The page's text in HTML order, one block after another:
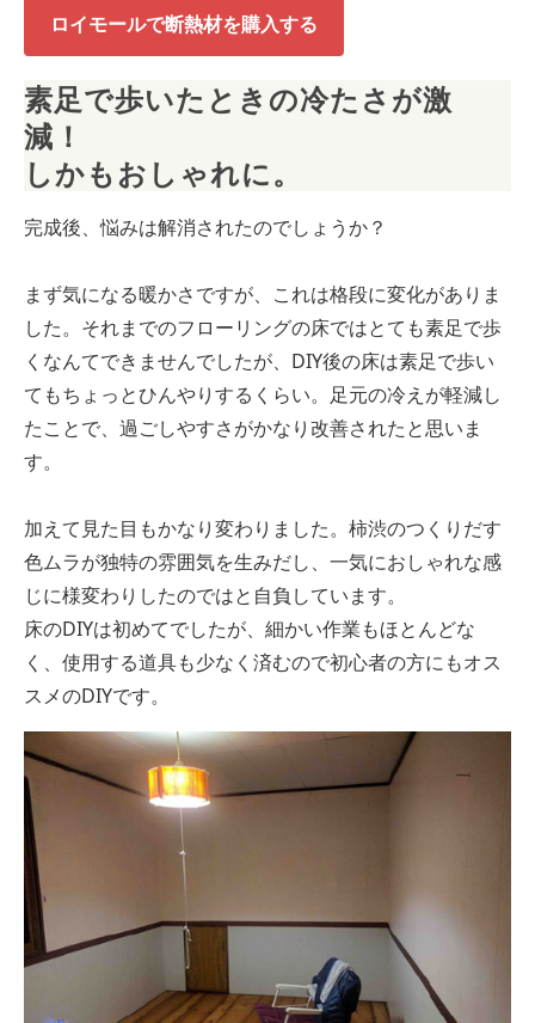
ロイモールで断熱材を購入する
素足で歩いたときの冷たさが激
減！
しかもおしゃれに。
完成後、悩みは解消されたのでしょうか？
まず気になる暖かさですが、これは格段に変化がありま
した。それまでのフローリングの床ではとても素足で歩
くなんてできませんでしたが、DIY後の床は素足で歩い
てもちょっとひんやりするくらい。足元の冷えが軽減し
たことで、過ごしやすさがかなり改善されたと思いま
す。
加えて見た目もかなり変わりました。柿渋のつくりだす
色ムラが独特の雰囲気を生みだし、一気におしゃれな感
じに様変わりしたのではと自負しています。
床のDIYは初めてでしたが、細かい作業もほとんどな
く、使用する道具も少なく済むので初心者の方にもオス
スメのDIYです。